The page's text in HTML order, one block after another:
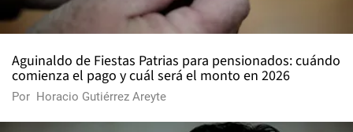
Aguinaldo de Fiestas Patrias para pensionados: cuándo
comienza el pago y cuál será el monto en 2026
Por Horacio Gutiérrez Areyte